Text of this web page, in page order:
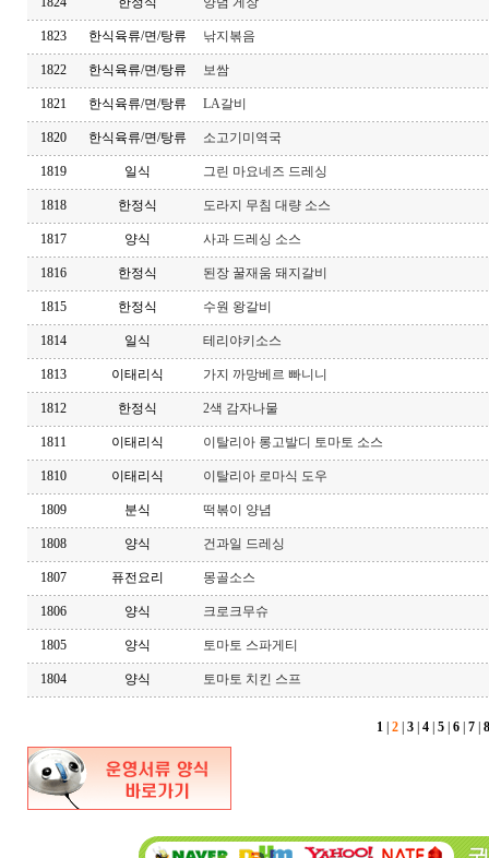
1823 한식육류/면/탕류 낚지볶음
1822 한식육류/면/탕류 보쌈
1821 한식육류/면/탕류 LA갈비
1820 한식육류/면/탕류 소고기미역국
1819 일식 그린 마요네즈 드레싱
1818 한정식 도라지 무침 대량 소스
1817 양식 사과 드레싱 소스
1816 한정식 된장 꿀재움 돼지갈비
1815 한정식 수원 왕갈비
1814 일식 테리야키소스
1813 이태리식 가지 까망베르 빠니니
1812 한정식 2색 감자나물
1811 이태리식 이탈리아 롱고발디 토마토 소스
1810 이태리식 이탈리아 로마식 도우
1809 분식 떡볶이 양념
1808 양식 건과일 드레싱
1807 퓨전요리 몽골소스
1806 양식 크로크무슈
1805 양식 토마토 스파게티
1804 양식 토마토 치킨 스프
1| 2| 3| 4| 5| 6| 7| 8